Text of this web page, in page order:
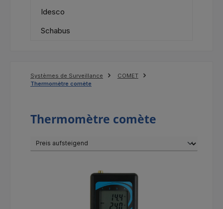
Idesco
Schabus
Systèmes de Surveillance
COMET
Thermomètre comète
Thermomètre comète